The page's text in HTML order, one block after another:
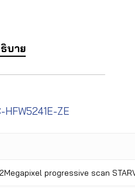
บาย
ZE
progressive scan